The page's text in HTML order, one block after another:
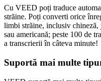
Cu VEED poți traduce
străine. Poți converti orice
limbi străine, inclusiv chineză,
sau americană; peste 100 de
a transcrierii în câteva minute!
Suportă mai multe